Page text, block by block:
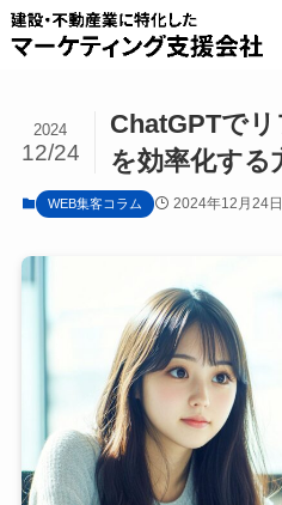
ChatGPTで
を効率化する
2024
12/24
WEB集客コラム 2024年12月24日